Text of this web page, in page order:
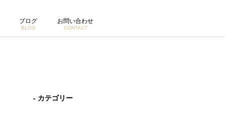
ブログ
BLOG
お問い合わせ
CONTACT
- カテゴリー